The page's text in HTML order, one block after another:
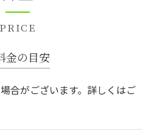
PRICE
金の目安
合がございます。詳しくはご